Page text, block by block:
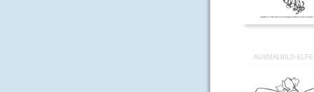
AUSMALBILD-